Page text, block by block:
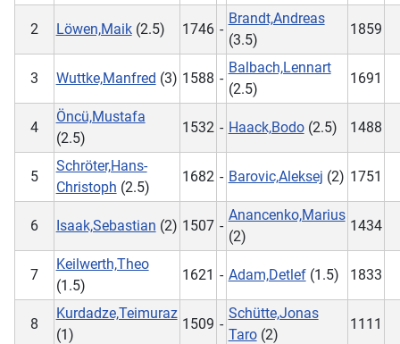
2 Löwen,Maik(2.5) 1746 -
Brandt,Andreas
(3.5)
1859
3 Wuttke,Manfred (3) 1588 -
Balbach,Lennart
(2.5)
1691
4
Öncü,Mustafa
(2.5)
1532 - Haack,Bodo(2.5) 1488
5
Schröter,Hans-
Christoph (2.5)
1682 - Barovic,Aleksej (2) 1751
6 Isaak,Sebastian (2) 1507 -
Anancenko,Marius
(2)
1434
7
Keilwerth,Theo
(1.5)
1621 - Adam,Detlef(1.5) 1833
8
Kurdadze,Teimuraz
(1)
1509 -
Schütte,Jonas
Taro(2)
1111